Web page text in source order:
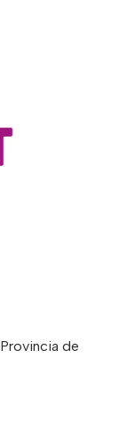
de